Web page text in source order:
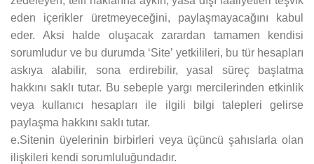
eden içerikler üretmeyeceğini, paylaşmayacağını kabul
eder. Aksi halde oluşacak zarardan tamamen kendisi
sorumludur ve bu durumda ‘Site’ yetkilileri, bu tür hesapları
askıya alabilir, sona erdirebilir, yasal süreç başlatma
hakkını saklı tutar. Bu sebeple yargı mercilerinden etkinlik
veya kullanıcı hesapları ile ilgili bilgi talepleri gelirse
paylaşma hakkını saklı tutar.
e.Sitenin üyelerinin birbirleri veya üçüncü şahıslarla olan
ilişkileri kendi sorumluluğundadır.